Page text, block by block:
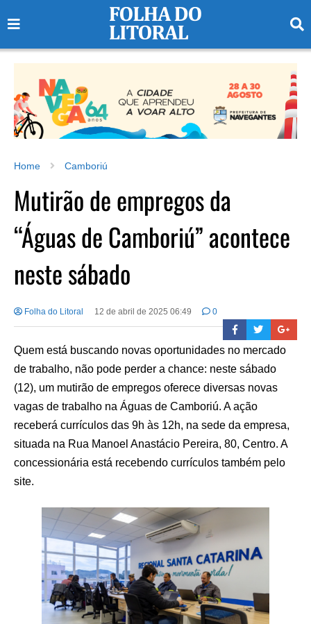
Home Camboriú
Mutirão de empregos da
“Águas de Camboriú” acontece
neste sábado
Folha do Litoral 12 de abril de 2025 06:49 0
Quem está buscando novas oportunidades no mercado
de trabalho, não pode perder a chance: neste sábado
(12), um mutirão de empregos oferece diversas novas
vagas de trabalho na Águas de Camboriú. A ação
receberá currículos das 9h às 12h, na sede da empresa,
situada na Rua Manoel Anastácio Pereira, 80, Centro. A
concessionária está recebendo currículos também pelo
site.